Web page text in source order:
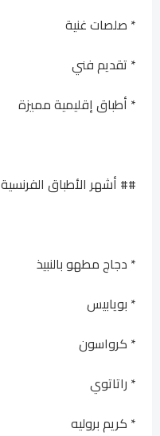
* صلصات غنية
* تقديم فني
* أطباق إقليمية مميزة
## أشهر الأطباق الفرنسية
* دجاج مطهو بالنبيذ
* بويابيس
* كرواسون
* راتاتوي
* كريم بروليه